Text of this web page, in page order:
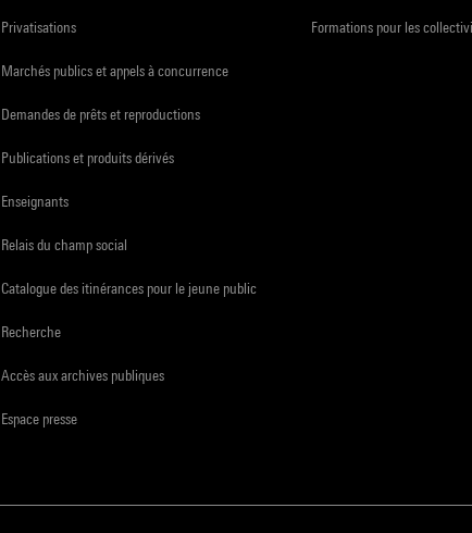
Privatisations
Marchés publics et appels à concurrence
Demandes de prêts et reproductions
Publications et produits dérivés
Enseignants
Relais du champ social
Catalogue des itinérances pour le jeune public
Recherche
Accès aux archives publiques
Espace presse
Formations pour les